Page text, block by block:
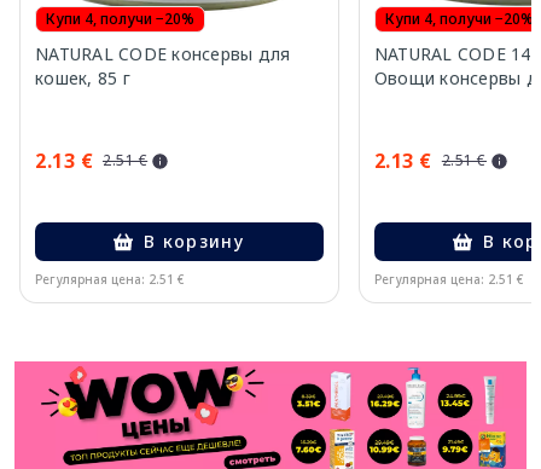
Купи 4, получи −20%
NATURAL CODE консервы для
кошек, 85 г
2.13 € 2.51 €
В корзину
Регулярная цена: 2.51 €
Купи 4, получи −20%
NATURAL CODE
Овощи консервы
2.13 € 2.51 €
В
Регулярная цена: 2.51 €